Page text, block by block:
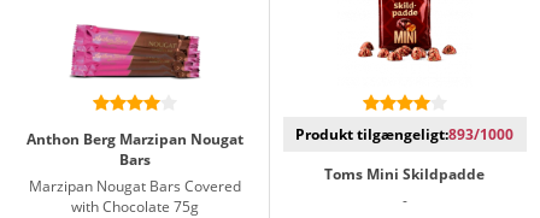
Anthon Berg Marzipan Nougat
Bars
Marzipan Nougat Bars Covered
with Chocolate 75g
Produkt tilgængeligt:893/1000
Toms Mini Skildpadde
-